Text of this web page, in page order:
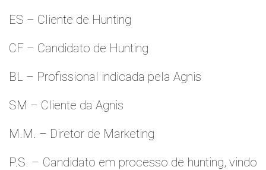
ES – Cliente de Hunting
CF – Candidato de Hunting
BL – Profissional indicada pela Agnis
SM – Cliente da Agnis
M.M. – Diretor de Marketing
P.S. – Candidato em processo de hunting, vindo